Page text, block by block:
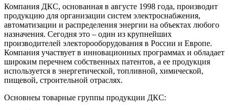
Компания ДКС, основанная в августе 1998 года, производит
продукцию для организации систем электроснабжения,
автоматизации и распределения энергии на объектах любого
назначения. Сегодня это – один из крупнейших
производителей электорооборудования в России и Европе.
Компания участвует в инновационных программах и обладает
широким перечнем собственных патентов, а ее продукция
используется в энергетической, топливной, химической,
пищевой, строительной отраслях.
Основнеы товарные группы продукции ДКС: